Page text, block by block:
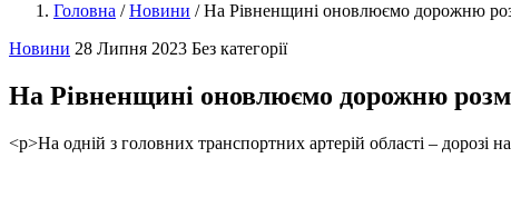
Головна /Новини /На Рівненщині оновлюємо дорожню
Новини 28 Липня 2023 Без категорії
На Рівненщині оновлюємо дорожню
<p>На одній з головних транспортних артерій області –